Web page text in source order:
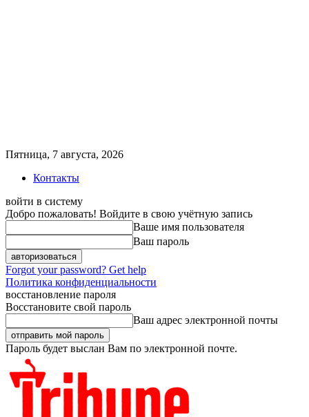
Пятница, 7 августа, 2026
Контакты
войти в систему
Добро пожаловать! Войдите в свою учётную запись
Ваше имя пользователя
Ваш пароль
Forgot your password? Get help
Политика конфиденциальности
восстановление пароля
Восстановите свой пароль
Ваш адрес электронной почты
Пароль будет выслан Вам по электронной почте.